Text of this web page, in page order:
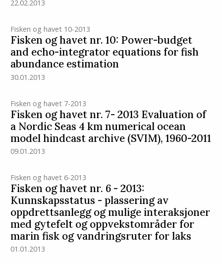
22.02.2013
Fisken og havet 10-2013
Fisken og havet nr. 10: Power-budget
and echo-integrator equations for fish
abundance estimation
30.01.2013
Fisken og havet 7-2013
Fisken og havet nr. 7- 2013 Evaluation of
a Nordic Seas 4 km numerical ocean
model hindcast archive (SVIM), 1960-2011
09.01.2013
Fisken og havet 6-2013
Fisken og havet nr. 6 - 2013:
Kunnskapsstatus - plassering av
oppdrettsanlegg og mulige interaksjoner
med gytefelt og oppvekstområder for
marin fisk og vandringsruter for laks
01.01.2013